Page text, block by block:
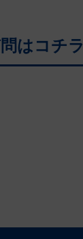
はコチラ